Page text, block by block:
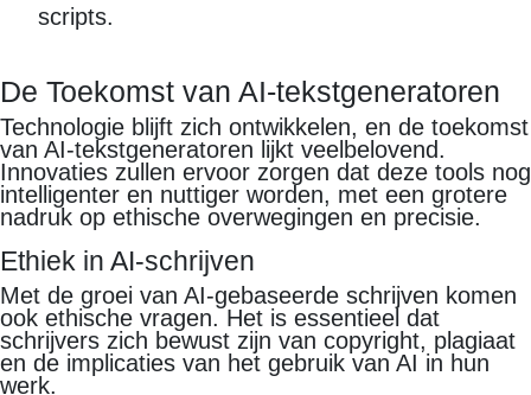
scripts.
De Toekomst van AI-tekstgeneratoren
Technologie blijft zich ontwikkelen, en de toekomst
van AI-tekstgeneratoren lijkt veelbelovend.
Innovaties zullen ervoor zorgen dat deze tools nog
intelligenter en nuttiger worden, met een grotere
nadruk op ethische overwegingen en precisie.
Ethiek in AI-schrijven
Met de groei van AI-gebaseerde schrijven komen
ook ethische vragen. Het is essentieel dat
schrijvers zich bewust zijn van copyright, plagiaat
en de implicaties van het gebruik van AI in hun
werk.